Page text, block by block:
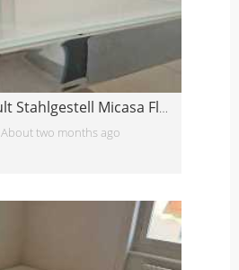
Büro Tisch / Pult Stahlgestell Micasa Flexcube / 2
About two months ago